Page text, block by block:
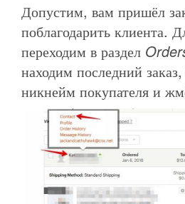
Допустим, вам пришёл
поблагодарить клиента.
переходим в раздел
находим последний
никнейм покупателя и